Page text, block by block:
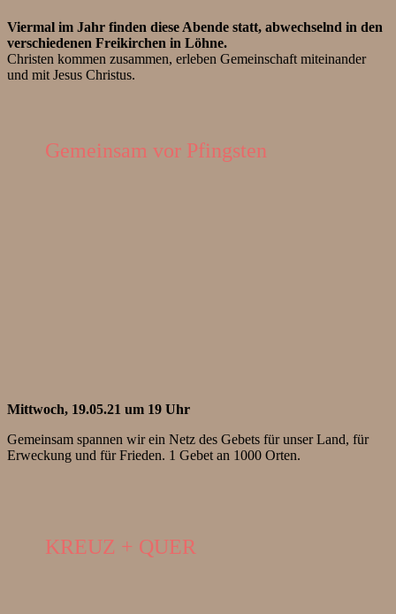
Viermal im Jahr finden diese Abende statt, abwechselnd in den
verschiedenen Freikirchen in Löhne.
Christen kommen zusammen, erleben Gemeinschaft miteinander
und mit Jesus Christus.
Gemeinsam vor Pfingsten
Mittwoch, 19.05.21 um 19 Uhr
Gemeinsam spannen wir ein Netz des Gebets für unser Land, für
Erweckung und für Frieden. 1 Gebet an 1000 Orten.
KREUZ + QUER